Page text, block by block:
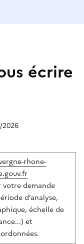
écrire
2026
rhone-
votre demande
d’analyse,
échelle de
et